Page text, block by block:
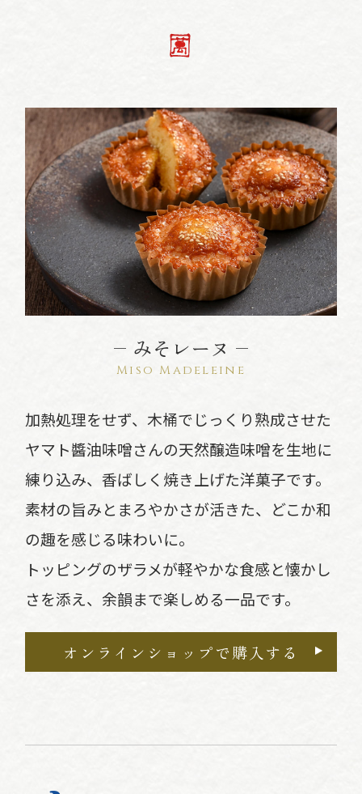
– みそレーヌ –
Miso Madeleine
加熱処理をせず、木桶でじっくり熟成させた
ヤマト醬油味噌さんの天然醸造味噌を生地に
練り込み、香ばしく焼き上げた洋菓子です。
素材の旨みとまろやかさが活きた、どこか和
の趣を感じる味わいに。
トッピングのザラメが軽やかな食感と懐かし
さを添え、余韻まで楽しめる一品です。
オンラインショップで購入する